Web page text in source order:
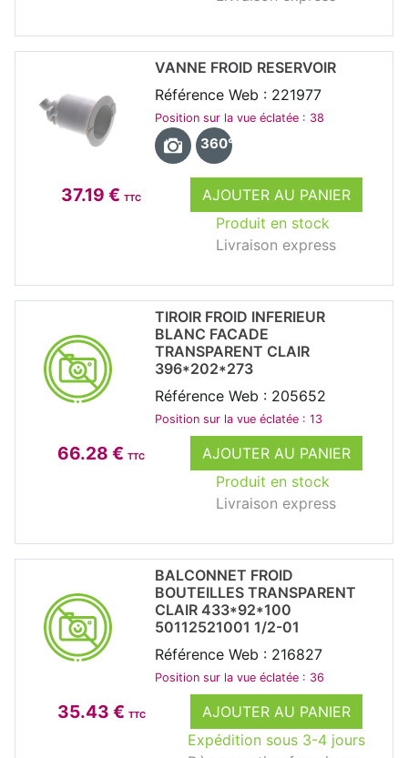
37.19 € TTC
AJOUTER AU PANIER
Produit en stock
Livraison express
VANNE FROID RESERVOIR
Référence Web : 221977
Position sur la vue éclatée : 38
360°
66.28 € TTC
AJOUTER AU PANIER
Produit en stock
Livraison express
TIROIR FROID INFERIEUR
BLANC FACADE
TRANSPARENT CLAIR
396*202*273
Référence Web : 205652
Position sur la vue éclatée : 13
35.43 € TTC
AJOUTER AU PANIER
Expédition sous 3-4 jours
BALCONNET FROID
BOUTEILLES TRANSPARENT
CLAIR 433*92*100
50112521001 1/2-01
Référence Web : 216827
Position sur la vue éclatée : 36